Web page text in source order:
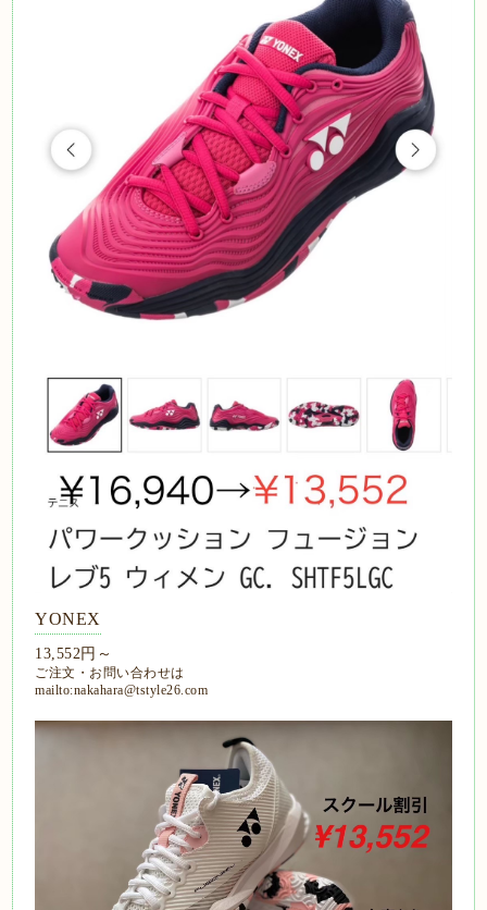
YONEX
13,552円～
ご注文・お問い合わせは
mailto:nakahara@tstyle26.com